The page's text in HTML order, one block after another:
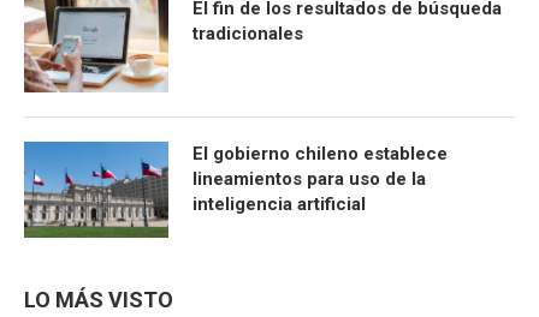
El fin de los resultados de búsqueda
tradicionales
El gobierno chileno establece
lineamientos para uso de la
inteligencia artificial
LO MÁS VISTO